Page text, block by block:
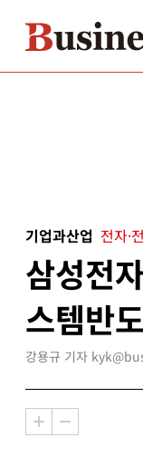
기업과산업 전자·
삼성전
스템반
강용규 기자